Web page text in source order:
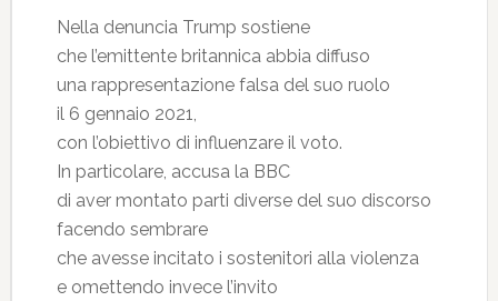
Nella denuncia Trump sostiene
che l’emittente britannica abbia diffuso
una rappresentazione falsa del suo ruolo
il 6 gennaio 2021,
con l’obiettivo di influenzare il voto.
In particolare, accusa la BBC
di aver montato parti diverse del suo discorso
facendo sembrare
che avesse incitato i sostenitori alla violenza
e omettendo invece l’invito